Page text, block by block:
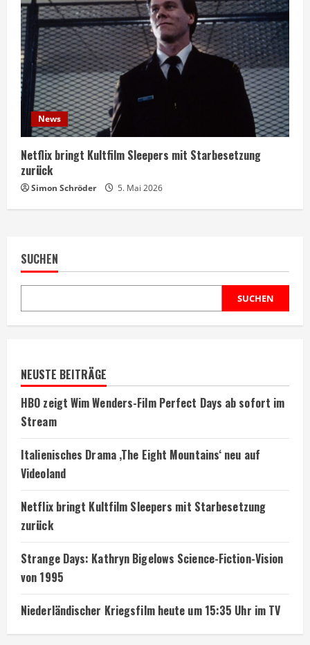
News
Netflix bringt Kultfilm Sleepers mit Starbesetzung
zurück
Simon Schröder 5. Mai 2026
SUCHEN
SUCHEN
NEUSTE BEITRÄGE
HBO zeigt Wim Wenders-Film Perfect Days ab sofort im
Stream
Italienisches Drama ‚The Eight Mountains‘ neu auf
Videoland
Netflix bringt Kultfilm Sleepers mit Starbesetzung
zurück
Strange Days: Kathryn Bigelows Science-Fiction-Vision
von 1995
Niederländischer Kriegsfilm heute um 15:35 Uhr im TV